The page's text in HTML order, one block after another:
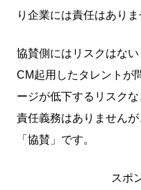
り企業には責任はありま
協賛側にはリスクはな
CM起用したタレントが
ージが低下するリスクな
責任義務はありません
「協賛」です。
スポ